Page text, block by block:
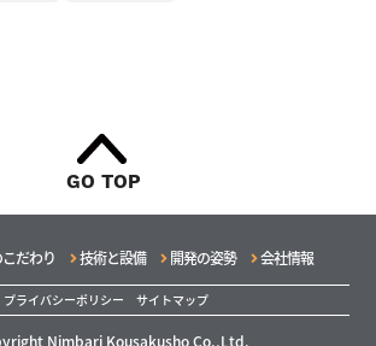
GO TOP
だわり 技術と設備 開発の姿勢 会社情報
プライバシーポリシー サイトマップ
Nimbari Kousakusho Co.,Ltd.